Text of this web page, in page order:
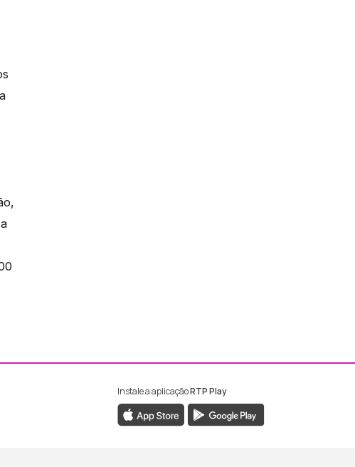
da RTP Madeira
Instagram da RTP Madeira
Instale a aplicaçãoRTP Play